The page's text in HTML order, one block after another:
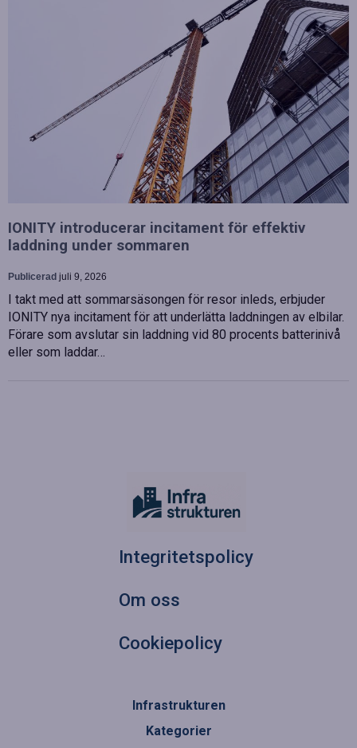
IONITY introducerar incitament för effektiv
laddning under sommaren
Publicerad juli 9, 2026
I takt med att sommarsäsongen för resor inleds, erbjuder
IONITY nya incitament för att underlätta laddningen av elbilar.
Förare som avslutar sin laddning vid 80 procents batterinivå
eller som laddar…
Integritetspolicy
Om oss
Cookiepolicy
Infrastrukturen
Kategorier